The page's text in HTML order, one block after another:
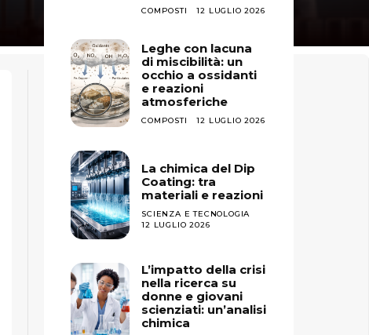
COMPOSTI 12 LUGLIO 2026
Leghe con lacuna
di miscibilità: un
occhio a ossidanti
e reazioni
atmosferiche
COMPOSTI 12 LUGLIO 2026
La chimica del Dip
Coating: tra
materiali e reazioni
SCIENZA E TECNOLOGIA
12 LUGLIO 2026
L’impatto della crisi
nella ricerca su
donne e giovani
scienziati: un’analisi
chimica